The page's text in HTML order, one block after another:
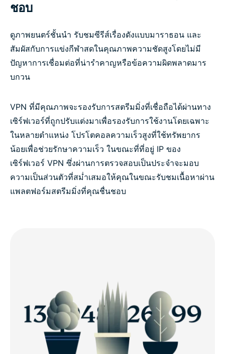
ชอบ
ดูภาพยนตร์ชั้นนำ รับชมซีรีส์เรื่องดังแบบมาราธอน และ
สัมผัสกับการแข่งกีฬาสดในคุณภาพความชัดสูงโดยไม่มี
ปัญหาการเชื่อมต่อที่น่ารำคาญหรือข้อความผิดพลาดมาร
บกวน
VPN ที่มีคุณภาพจะรองรับการสตรีมมิ่งที่เชื่อถือได้ผ่านทาง
เซิร์ฟเวอร์ที่ถูกปรับแต่งมาเพื่อรองรับการใช้งานโดยเฉพาะ
ในหลายตำแหน่ง โปรโตคอลความเร็วสูงที่ใช้ทรัพยากร
น้อยเพื่อช่วยรักษาความเร็ว ในขณะที่ที่อยู่ IP ของ
เซิร์ฟเวอร์ VPN ซึ่งผ่านการตรวจสอบเป็นประจำจะมอบ
ความเป็นส่วนตัวที่สม่ำเสมอให้คุณในขณะรับชมเนื้อหาผ่าน
แพลตฟอร์มสตรีมมิ่งที่คุณชื่นชอบ